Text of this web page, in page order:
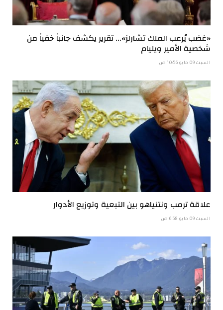
«غضب يُرعب الملك تشارلز»… تقرير يكشف جانباً خفياً من
شخصية الأمير ويليام
السبت 09 مايو 10:56 ص
علاقة ترمب ونتنياهو بين التبعية وتوزيع الأدوار
السبت 09 مايو 6:58 ص